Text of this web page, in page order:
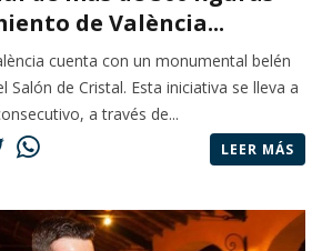
de València...
cuenta con un monumental belén
Salón de Cristal. Esta iniciativa se lleva a
a través de...
LEER MÁS